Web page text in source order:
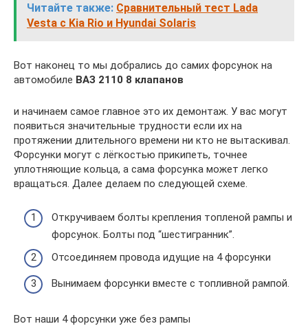
Читайте также: Сравнительный тест Lada
Vesta с Kia Rio и Hyundai Solaris
Вот наконец то мы добрались до самих форсунок на
автомобиле ВАЗ 2110 8 клапанов
и начинаем самое главное это их демонтаж. У вас могут
появиться значительные трудности если их на
протяжении длительного времени ни кто не вытаскивал.
Форсунки могут с лёгкостью прикипеть, точнее
уплотняющие кольца, а сама форсунка может легко
вращаться. Далее делаем по следующей схеме.
Откручиваем болты крепления топленой рампы и
форсунок. Болты под “шестигранник”.
Отсоединяем провода идущие на 4 форсунки
Вынимаем форсунки вместе с топливной рампой.
Вот наши 4 форсунки уже без рампы